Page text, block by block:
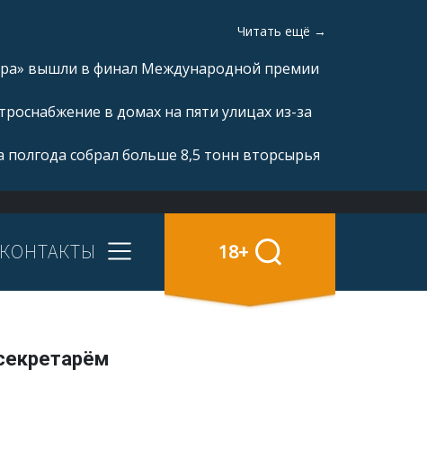
Читать ещё →
вышли в финал Международной премии
в домах на пяти улицах из-за
полгода собрал больше 8,5 тонн вторсырья
КОНТАКТЫ 18+